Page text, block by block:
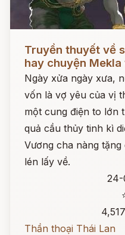
Đọc ngay
Truyền thuyết về
hay chuyện Mekla
Ngày xửa ngày xưa,
vốn là vợ yêu của vị
một cung điện to lớn
quả cầu thủy tinh kì
Vương cha nàng
lén lấy về.
24-
Thần thoại Thái Lan